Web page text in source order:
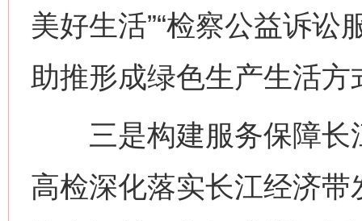
美好生活”“检察公益诉讼
助推形成绿色生产生活方
三是构建服务保障长
高检深化落实长江经济带